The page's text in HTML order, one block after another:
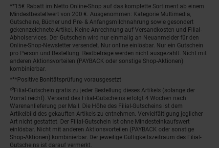
**15€ Rabatt im Netto Online-Shop auf das komplette Sortiment ab einem
Mindestbestellwert von 200 €. Ausgenommen: Kategorie Multimedia,
Gutscheine, Bücher und Pre- & Anfangsmilchnahrung sowie gesondert
gekennzeichnete Artikel. Keine Anrechnung auf Versandkosten und Filial-
Abholservices. Der Gutschein wird nur einmalig an Neuanmelder für den
Online-Shop-Newsletter versendet. Nur online einlösbar. Nur ein Gutschein
pro Person und Bestellung. Restbeträge werden nicht ausgezahlt. Nicht mit
anderen Aktionsvorteilen (PAYBACK oder sonstige Shop-Aktionen)
kombinierbar.
***Positive Bonitätsprüfung vorausgesetzt
²⁰Filial-Gutschein gratis zu jeder Bestellung dieses Artikels (solange der
Vorrat reicht). Versand des Filial-Gutscheins erfolgt 4 Wochen nach
Warenanlieferung per Mail. Die Höhe des Filial-Gutscheins ist dem
Artikelbild des gekauften Artikels zu entnehmen. Vervielfältigung jeglicher
Art nicht gestattet. Der Filial-Gutschein ist ohne Mindesteinkaufswert
einlösbar. Nicht mit anderen Aktionsvorteilen (PAYBACK oder sonstige
Shop-Aktionen) kombinierbar. Der jeweilige Gültigkeitszeitraum des Filial-
Gutscheins ist darauf vermerkt.